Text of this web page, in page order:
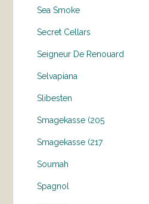
Sea Smoke
Secret Cellars
Seigneur De Renouard
Selvapiana
Slibesten
Smagekasse (205
Smagekasse (217
Soumah
Spagnol